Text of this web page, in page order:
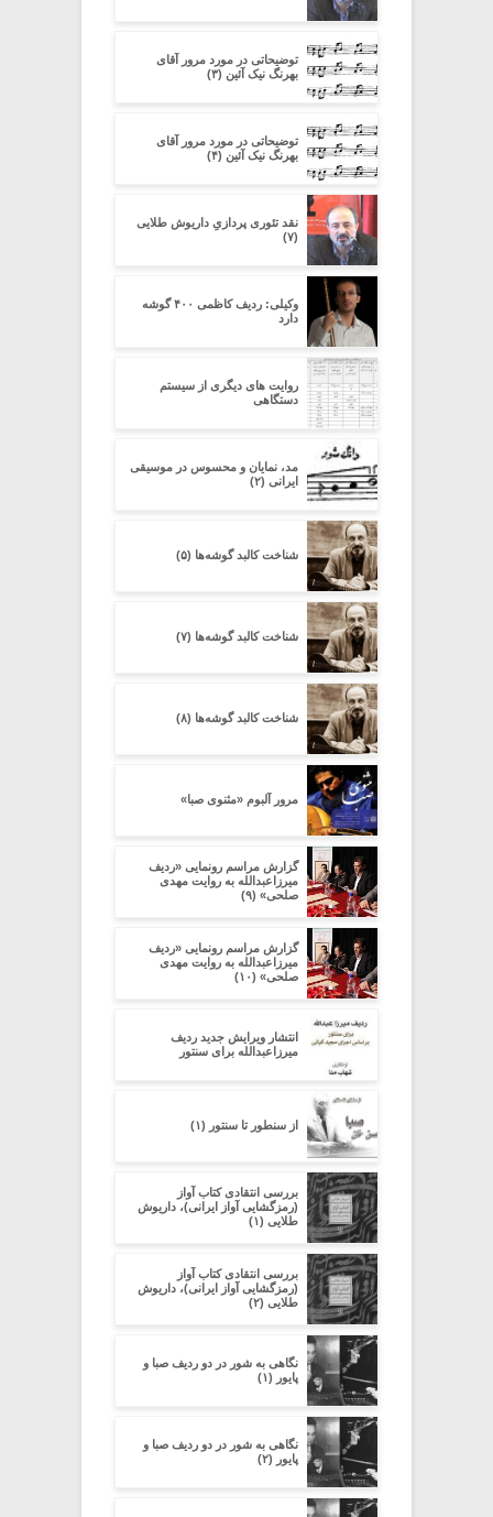
توضیحاتی در مورد مرور آقای
بهرنگ نیک آئین (۳)
توضیحاتی در مورد مرور آقای
بهرنگ نیک آئین (۴)
نقد تئوری پردازیِ داریوش طلایی
(۷)
وکیلی: ردیف کاظمی ۴۰۰ گوشه
دارد
روایت های دیگری از سیستم
دستگاهی
مد، نمایان و محسوس در موسیقی
ایرانی (۲)
شناخت کالبد گوشه‌ها (۵)
شناخت کالبد گوشه‌ها (۷)
شناخت کالبد گوشه‌ها (۸)
مرور آلبوم «مثنوی صبا»
گزارش مراسم رونمایی «ردیف
میرزاعبدالله به روایت مهدی
صلحی» (۹)
گزارش مراسم رونمایی «ردیف
میرزاعبدالله به روایت مهدی
صلحی» (۱۰)
انتشار ویرایش جدید ردیف
میرزاعبدالله برای سنتور
از سنطور تا سنتور (۱)
بررسی انتقادی کتاب آواز
(رمزگشایی آواز ایرانی)، داریوش
طلایی (۱)
بررسی انتقادی کتاب آواز
(رمزگشایی آواز ایرانی)، داریوش
طلایی (۲)
نگاهی به شور در دو ردیف صبا و
پایور (۱)
نگاهی به شور در دو ردیف صبا و
پایور (۲)